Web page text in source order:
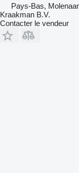
Pays-Bas,
Kraakman B.V.
Contacter le vendeur